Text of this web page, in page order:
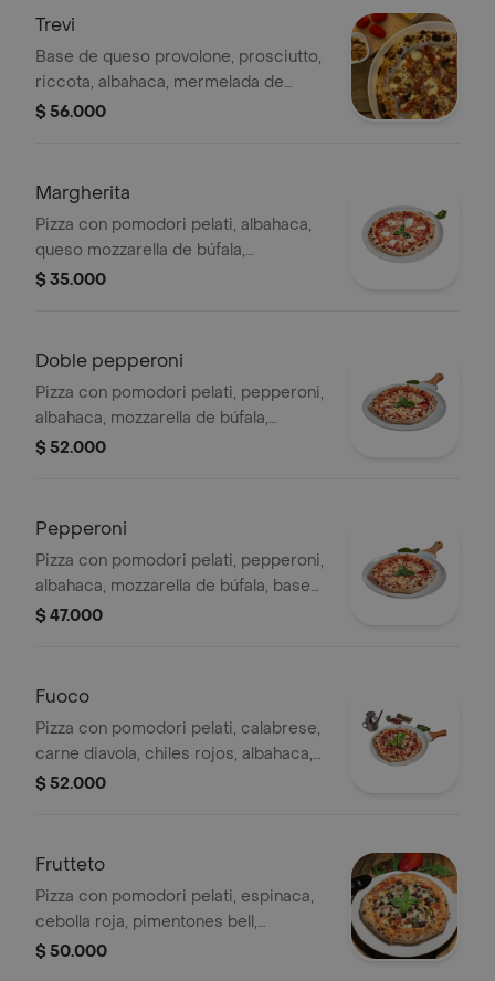
Trevi
Base de queso provolone, prosciutto,
riccota, albahaca, mermelada de
tomate, almendras y pecorino.
$ 56.000
Margherita
Pizza con pomodori pelati, albahaca,
queso mozzarella de búfala,
parmesano.
$ 35.000
Doble pepperoni
Pizza con pomodori pelati, pepperoni,
albahaca, mozzarella de búfala,
parmesano y base de tomates
$ 52.000
Pepperoni
Pizza con pomodori pelati, pepperoni,
albahaca, mozzarella de búfala, base
de tomates pelados italianos.
$ 47.000
Fuoco
Pizza con pomodori pelati, calabrese,
carne diavola, chiles rojos, albahaca,
mozzarella de búfala, parmesano y
$ 52.000
Frutteto
Pizza con pomodori pelati, espinaca,
cebolla roja, pimentones bell,
aceitunas kalamata, albahaca,
$ 50.000